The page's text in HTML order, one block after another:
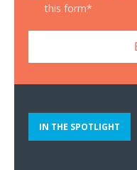
this form*
IN THE SPOTLIGHT